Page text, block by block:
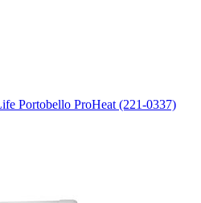
Portobello ProHeat (221-0337)